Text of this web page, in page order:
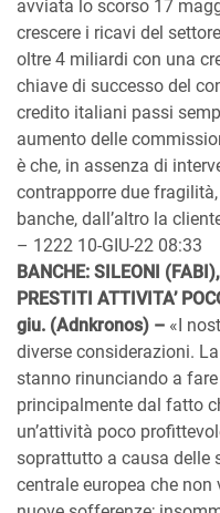
avviata lo scorso 17
crescere i ricavi del
oltre 4 miliardi con una
chiave di successo del
credito italiani passi
aumento delle
è che, in assenza di
contrapporre due
banche, dall’altro la
– 1222 10-GIU-22 08:33
BANCHE: SILEONI
PRESTITI ATTIVITA’
giu. (Adnkronos) – «I
diverse considerazioni.
stanno rinunciando a
principalmente dal fatto
un’attività poco
soprattutto a causa delle
centrale europea che